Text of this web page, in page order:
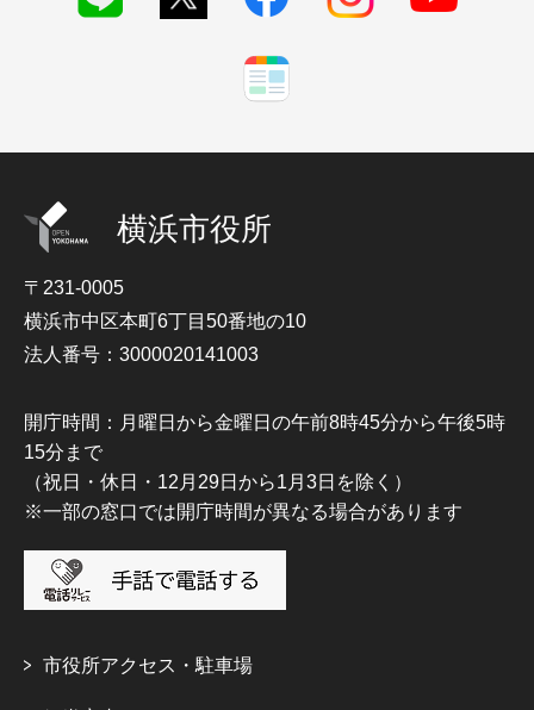
横浜市役所
〒231-0005
横浜市中区本町6丁目50番地の10
法人番号：3000020141003
開庁時間：月曜日から金曜日の午前8時45分から午後5時
15分まで
（祝日・休日・12月29日から1月3日を除く）
※一部の窓口では開庁時間が異なる場合があります
市役所アクセス・駐車場